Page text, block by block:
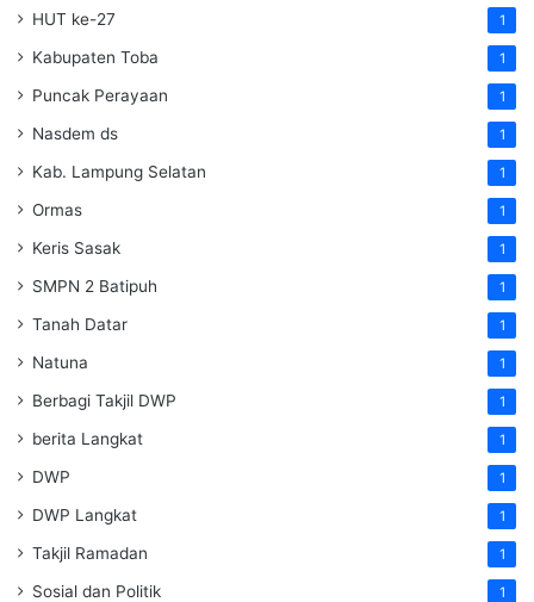
HUT ke-27 1
Kabupaten Toba 1
Puncak Perayaan 1
Nasdem ds 1
Kab. Lampung Selatan 1
Ormas 1
Keris Sasak 1
SMPN 2 Batipuh 1
Tanah Datar 1
Natuna 1
Berbagi Takjil DWP 1
berita Langkat 1
DWP 1
DWP Langkat 1
Takjil Ramadan 1
Sosial dan Politik 1